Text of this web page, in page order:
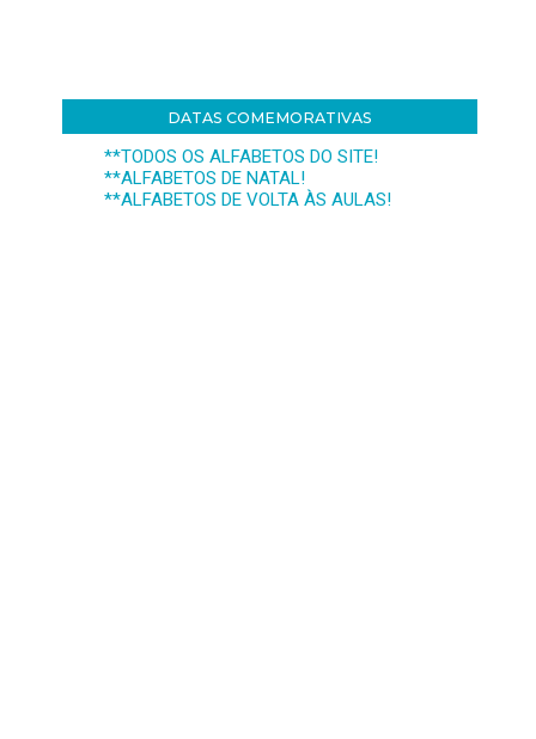
DATAS COMEMORATIVAS
**TODOS OS ALFABETOS DO SITE!
**ALFABETOS DE NATAL!
**ALFABETOS DE VOLTA ÀS AULAS!